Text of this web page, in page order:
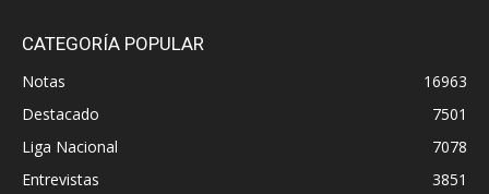
CATEGORÍA POPULAR
Notas
16963
Destacado
7501
Liga Nacional
7078
Entrevistas
3851